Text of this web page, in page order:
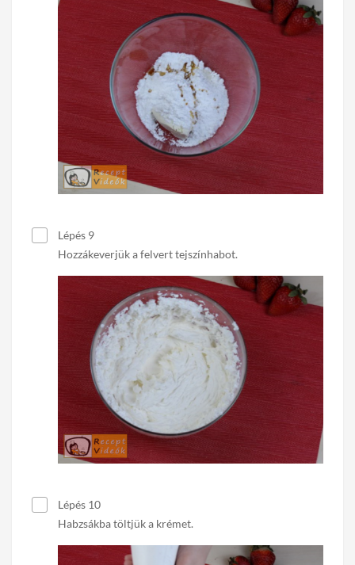
Lépés 9
Hozzákeverjük a felvert tejszínhabot.
Lépés 10
Habzsákba töltjük a krémet.